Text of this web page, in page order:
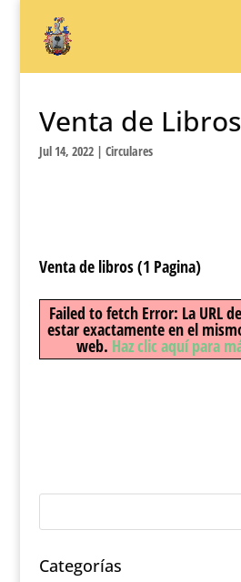
Venta de Libros
Jul 14, 2022| Circulares
Venta de libros (1 Pagina)
Failed to fetch Error: La URL
estar exactamente en el
web. Haz clic aquí para
Categorías